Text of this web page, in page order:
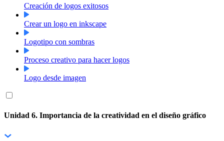
Creación de logos exitosos
Crear un logo en inkscape
Logotipo con sombras
Proceso creativo para hacer logos
Logo desde imagen
Unidad 6. Importancia de la creatividad en el diseño gráfico